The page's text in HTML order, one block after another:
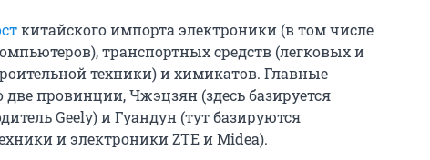
китайского импорта электроники (в том числе
транспортных средств (легковых и
техники) и химикатов. Главные
провинции, Чжэцзян (здесь базируется
Geely) и Гуандун (тут базируются
и электроники ZTE и Midea).